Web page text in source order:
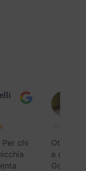
chi
Ottimo
e
Google)